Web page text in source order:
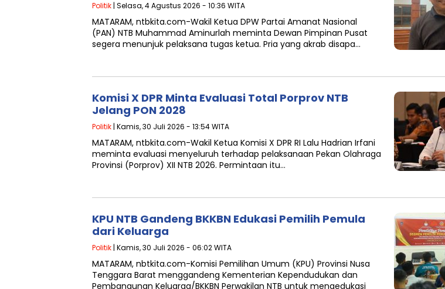
Politik | Selasa, 4 Agustus 2026 - 10:36 WITA
MATARAM, ntbkita.com-Wakil Ketua DPW Partai Amanat Nasional
(PAN) NTB Muhammad Aminurlah meminta Dewan Pimpinan Pusat
segera menunjuk pelaksana tugas ketua. Pria yang akrab disapa…
Komisi X DPR Minta Evaluasi Total Porprov NTB
Jelang PON 2028
Politik | Kamis, 30 Juli 2026 - 13:54 WITA
MATARAM, ntbkita.com-Wakil Ketua Komisi X DPR RI Lalu Hadrian Irfani
meminta evaluasi menyeluruh terhadap pelaksanaan Pekan Olahraga
Provinsi (Porprov) XII NTB 2026. Permintaan itu…
KPU NTB Gandeng BKKBN Edukasi Pemilih Pemula
dari Keluarga
Politik | Kamis, 30 Juli 2026 - 06:02 WITA
MATARAM, nbtkita.com-Komisi Pemilihan Umum (KPU) Provinsi Nusa
Tenggara Barat menggandeng Kementerian Kependudukan dan
Pembangunan Keluarga/BKKBN Perwakilan NTB untuk mengedukasi